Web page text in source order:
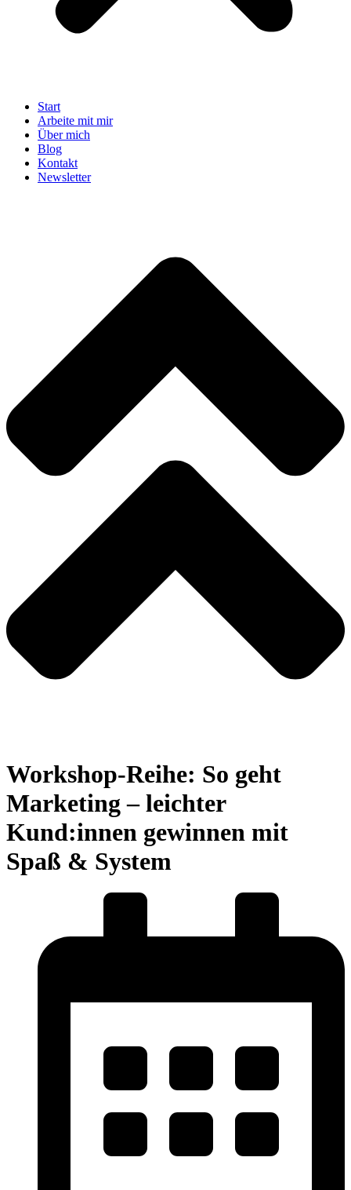
Start
Arbeite mit mir
Über mich
Blog
Kontakt
Newsletter
Workshop-Reihe: So geht
Marketing – leichter
Kund:innen gewinnen mit
Spaß & System